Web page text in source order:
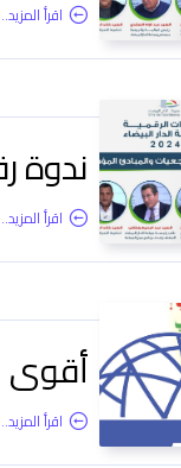
اقرأ المزيد...
ندوة
اقرأ المزيد...
أقوى
اقرأ المزيد...